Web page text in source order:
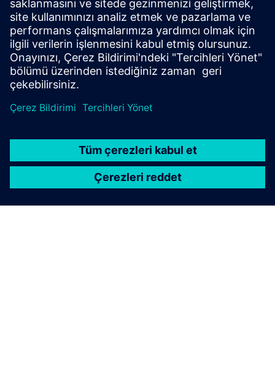
WiTtra veya kullanıma hazır sensör satıcılarından sınırsız
sayıda endüstriyel sınıf sensör ekleme yeteneği sağlayan bir
dizi Click-On sensör ve sensör arabirimi mevcuttur.
Daha fazla bilgi edinin